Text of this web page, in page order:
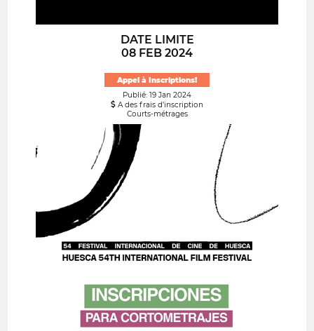
DATE LIMITE
08 FEB 2024
Appel à Inscriptions!
Publié: 19 Jan 2024
A des frais d’inscription
Courts-métrages